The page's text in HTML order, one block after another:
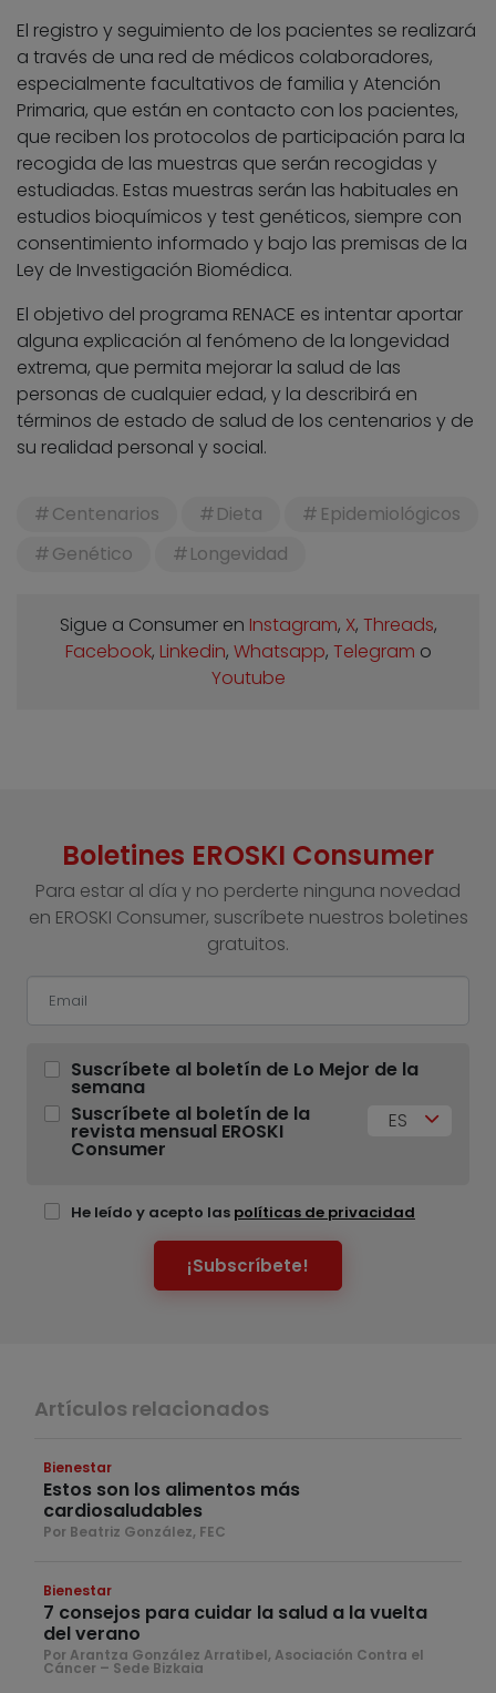
El registro y seguimiento de los pacientes se realizará
a través de una red de médicos colaboradores,
especialmente facultativos de familia y Atención
Primaria, que están en contacto con los pacientes,
que reciben los protocolos de participación para la
recogida de las muestras que serán recogidas y
estudiadas. Estas muestras serán las habituales en
estudios bioquímicos y test genéticos, siempre con
consentimiento informado y bajo las premisas de la
Ley de Investigación Biomédica.
El objetivo del programa RENACE es intentar aportar
alguna explicación al fenómeno de la longevidad
extrema, que permita mejorar la salud de las
personas de cualquier edad, y la describirá en
términos de estado de salud de los centenarios y de
su realidad personal y social.
Centenarios Dieta
Epidemiológicos
Genético
Longevidad
Sigue a Consumer en Instagram, X, Threads,
Facebook, Linkedin, Whatsapp, Telegram o
Youtube
Boletines EROSKI Consumer
Para estar al día y no perderte ninguna novedad
en EROSKI Consumer, suscríbete nuestros boletines
gratuitos.
Suscríbete al boletín de Lo Mejor de la
semana
Suscríbete al boletín de la
revista mensual EROSKI
Consumer
ES
He leído y acepto las políticas de privacidad
¡Subscríbete!
Artículos relacionados
Bienestar
Estos son los alimentos más
cardiosaludables
Por Beatriz González, FEC
Bienestar
7 consejos para cuidar la salud a la vuelta
del verano
Por Arantza González Arratibel, Asociación Contra el
Cáncer – Sede Bizkaia